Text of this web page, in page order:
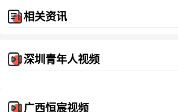
相关资讯
深圳青年人视频
广西恒宸视频